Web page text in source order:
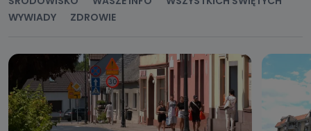
WYWIADY
ZDROWIE